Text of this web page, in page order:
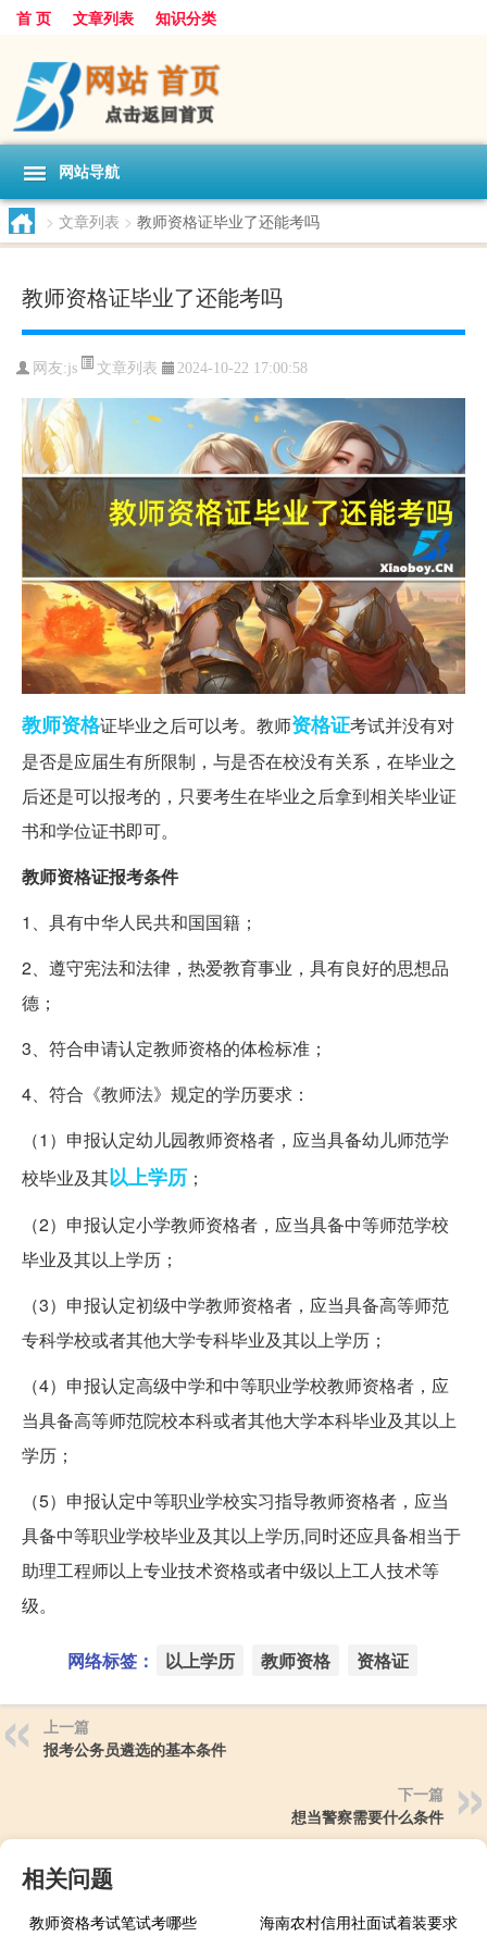
首 页 文章列表 知识分类
网站导航
> 文章列表 > 教师资格证毕业了还能考吗
教师资格证毕业了还能考吗
网友:js 文章列表 2024-10-22 17:00:58
教师资格证毕业之后可以考。教师资格证考试并没有对
是否是应届生有所限制，与是否在校没有关系，在毕业之
后还是可以报考的，只要考生在毕业之后拿到相关毕业证
书和学位证书即可。
教师资格证报考条件
1、具有中华人民共和国国籍；
2、遵守宪法和法律，热爱教育事业，具有良好的思想品
德；
3、符合申请认定教师资格的体检标准；
4、符合《教师法》规定的学历要求：
（1）申报认定幼儿园教师资格者，应当具备幼儿师范学
校毕业及其以上学历 ；
（2）申报认定小学教师资格者，应当具备中等师范学校
毕业及其以上学历；
（3）申报认定初级中学教师资格者，应当具备高等师范
专科学校或者其他大学专科毕业及其以上学历；
（4）申报认定高级中学和中等职业学校教师资格者，应
当具备高等师范院校本科或者其他大学本科毕业及其以上
学历；
（5）申报认定中等职业学校实习指导教师资格者，应当
具备中等职业学校毕业及其以上学历,同时还应具备相当于
助理工程师以上专业技术资格或者中级以上工人技术等
级。
网络标签： 以上学历 教师资格 资格证
上一篇
报考公务员遴选的基本条件
下一篇
想当警察需要什么条件
相关问题
教师资格考试笔试考哪些
海南农村信用社面试着装要求